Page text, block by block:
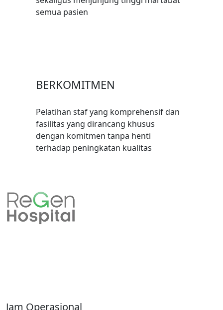
semua pasien
BERKOMITMEN
Pelatihan staf yang komprehensif dan
fasilitas yang dirancang khusus
dengan komitmen tanpa henti
terhadap peningkatan kualitas
Jam Operasional